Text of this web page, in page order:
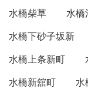
水橋柴草
水橋
水橋下砂子坂新
水橋上条新町
水橋新舘町
水